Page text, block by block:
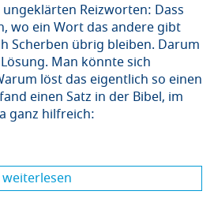
Reizworten: Dass
wo ein Wort das andere gibt
Scherben übrig bleiben. Darum
Man könnte sich
löst das eigentlich so einen
einen Satz in der Bibel, im
ganz hilfreich:
weiterlesen